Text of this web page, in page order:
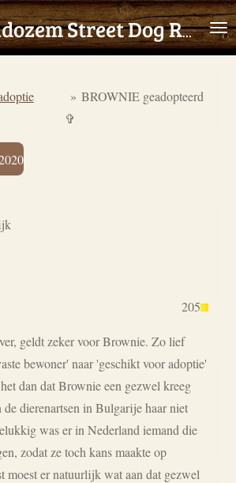
Rudozem Street Dog Rescue
» BROWNIE geadopteerd
✞
205
geldt zeker voor Brownie. Zo lief
bewoner' naar 'geschikt voor adoptie'
dan dat Brownie een gezwel kreeg
de dierenartsen in Bulgarije haar niet
was er in Nederland iemand die
zodat ze toch kans maakte op
moest er natuurlijk wat aan dat gezwel